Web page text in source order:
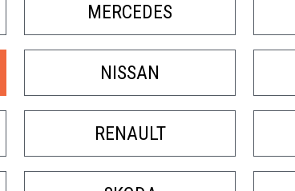
MERCEDES
NISSAN
RENAULT